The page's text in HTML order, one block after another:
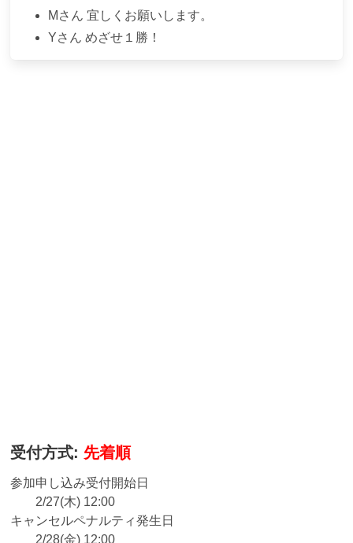
M さん 宜しくお願いします。
Yさん めざせ１勝！
受付方式: 先着順
参加申し込み受付開始日
2/27(木) 12:00
キャンセルペナルティ発生日
2/28(金) 12:00